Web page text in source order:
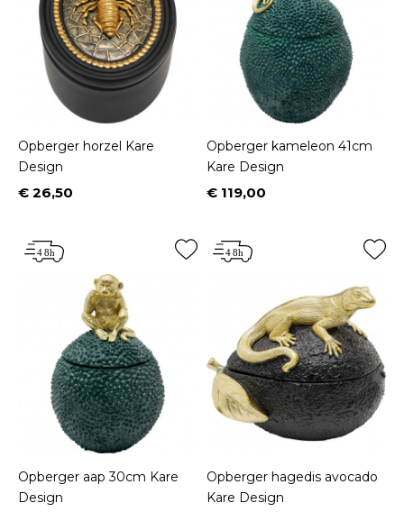
Opberger horzel Kare
Design
Prijs
€ 26,50
Opberger kameleon 41cm
Kare Design
Prijs
€ 119,00
Opberger aap 30cm Kare
Design
Opberger hagedis avocado
Kare Design